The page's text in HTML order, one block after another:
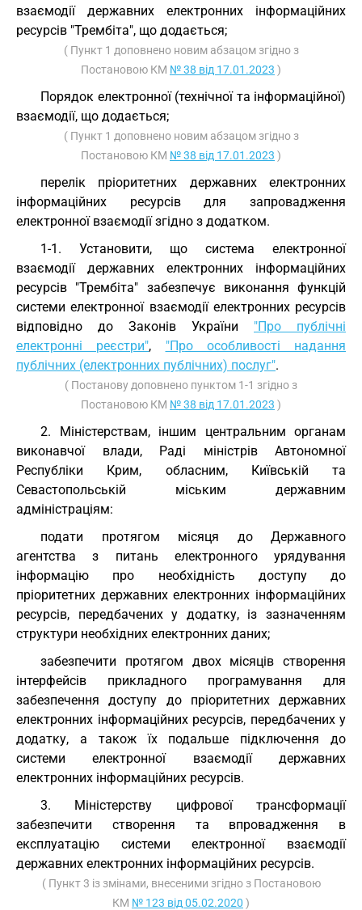
взаємодії державних електронних інформаційних
ресурсів "Трембіта", що додається;
( Пункт 1 доповнено новим абзацом згідно з
Постановою КМ № 38 від 17.01.2023 )
Порядок електронної (технічної та інформаційної)
взаємодії, що додається;
( Пункт 1 доповнено новим абзацом згідно з
Постановою КМ № 38 від 17.01.2023 )
перелік пріоритетних державних електронних
інформаційних ресурсів для запровадження
електронної взаємодії згідно з додатком.
1-1. Установити, що система електронної
взаємодії державних електронних інформаційних
ресурсів "Трембіта" забезпечує виконання функцій
системи електронної взаємодії електронних ресурсів
відповідно до Законів України "Про публічні
електронні реєстри", "Про особливості надання
публічних (електронних публічних) послуг".
( Постанову доповнено пунктом 1-1 згідно з
Постановою КМ № 38 від 17.01.2023 )
2. Міністерствам, іншим центральним органам
виконавчої влади, Раді міністрів Автономної
Республіки Крим, обласним, Київській та
Севастопольській міським державним
адміністраціям:
подати протягом місяця до Державного
агентства з питань електронного урядування
інформацію про необхідність доступу до
пріоритетних державних електронних інформаційних
ресурсів, передбачених у додатку, із зазначенням
структури необхідних електронних даних;
забезпечити протягом двох місяців створення
інтерфейсів прикладного програмування для
забезпечення доступу до пріоритетних державних
електронних інформаційних ресурсів, передбачених у
додатку, а також їх подальше підключення до
системи електронної взаємодії державних
електронних інформаційних ресурсів.
3. Міністерству цифрової трансформації
забезпечити створення та впровадження в
експлуатацію системи електронної взаємодії
державних електронних інформаційних ресурсів.
( Пункт 3 із змінами, внесеними згідно з Постановою
КМ № 123 від 05.02.2020 )